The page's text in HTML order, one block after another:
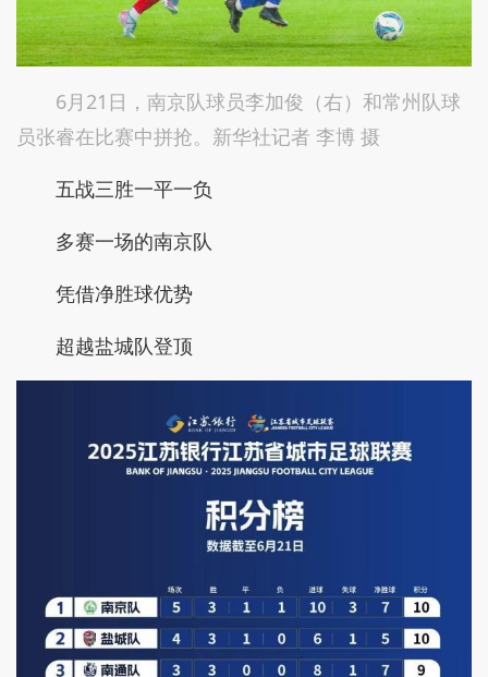
6月21日，南京队球员李加俊（右）和常州队球
员张睿在比赛中拼抢。新华社记者 李博 摄
五战三胜一平一负
多赛一场的南京队
凭借净胜球优势
超越盐城队登顶